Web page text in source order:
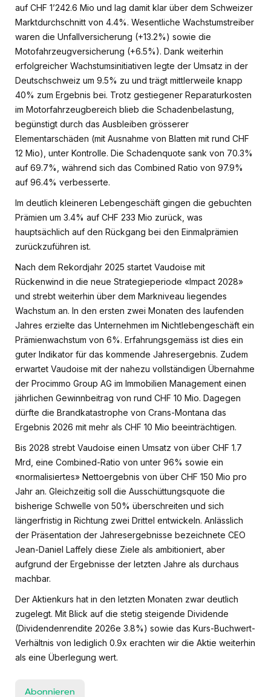
auf CHF 1’242.6 Mio und lag damit klar über dem Schweizer
Marktdurchschnitt von 4.4%. Wesentliche Wachstumstreiber
waren die Unfallversicherung (+13.2%) sowie die
Motofahrzeugversicherung (+6.5%). Dank weiterhin
erfolgreicher Wachstumsinitiativen legte der Umsatz in der
Deutschschweiz um 9.5% zu und trägt mittlerweile knapp
40% zum Ergebnis bei. Trotz gestiegener Reparaturkosten
im Motorfahrzeugbereich blieb die Schadenbelastung,
begünstigt durch das Ausbleiben grösserer
Elementarschäden (mit Ausnahme von Blatten mit rund CHF
12 Mio), unter Kontrolle. Die Schadenquote sank von 70.3%
auf 69.7%, während sich das Combined Ratio von 97.9%
auf 96.4% verbesserte.
Im deutlich kleineren Lebengeschäft gingen die gebuchten
Prämien um 3.4% auf CHF 233 Mio zurück, was
hauptsächlich auf den Rückgang bei den Einmalprämien
zurückzuführen ist.
Nach dem Rekordjahr 2025 startet Vaudoise mit
Rückenwind in die neue Strategieperiode «Impact 2028»
und strebt weiterhin über dem Markniveau liegendes
Wachstum an. In den ersten zwei Monaten des laufenden
Jahres erzielte das Unternehmen im Nichtlebengeschäft ein
Prämienwachstum von 6%. Erfahrungsgemäss ist dies ein
guter Indikator für das kommende Jahresergebnis. Zudem
erwartet Vaudoise mit der nahezu vollständigen Übernahme
der Procimmo Group AG im Immobilien Management einen
jährlichen Gewinnbeitrag von rund CHF 10 Mio. Dagegen
dürfte die Brandkatastrophe von Crans-Montana das
Ergebnis 2026 mit mehr als CHF 10 Mio beeinträchtigen.
Bis 2028 strebt Vaudoise einen Umsatz von über CHF 1.7
Mrd, eine Combined-Ratio von unter 96% sowie ein
«normalisiertes» Nettoergebnis von über CHF 150 Mio pro
Jahr an. Gleichzeitig soll die Ausschüttungsquote die
bisherige Schwelle von 50% überschreiten und sich
längerfristig in Richtung zwei Drittel entwickeln. Anlässlich
der Präsentation der Jahresergebnisse bezeichnete CEO
Jean-Daniel Laffely diese Ziele als ambitioniert, aber
aufgrund der Ergebnisse der letzten Jahre als durchaus
machbar.
Der Aktienkurs hat in den letzten Monaten zwar deutlich
zugelegt. Mit Blick auf die stetig steigende Dividende
(Dividendenrendite 2026e 3.8%) sowie das Kurs-Buchwert-
Verhältnis von lediglich 0.9x erachten wir die Aktie weiterhin
als eine Überlegung wert.
Abonnieren